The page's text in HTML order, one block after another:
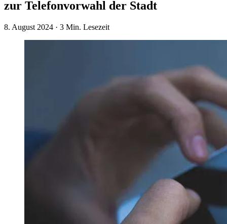
zur Telefonvorwahl der Stadt
8. August 2024 · 3 Min. Lesezeit